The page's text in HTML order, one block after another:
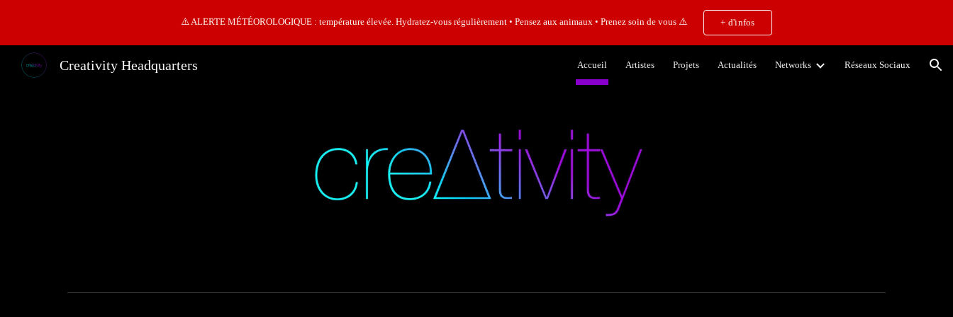
Skip to main content Skip to navigation
⚠️ ALERTE MÉTÉOROLOGIQUE : température élevée. Hydratez-vous régulièrement • Pensez aux animaux • Prenez soin de vous ⚠️ + d'infos
Creativity Headquarters Accueil Artistes Projets Actualités Networks Réseaux Sociaux